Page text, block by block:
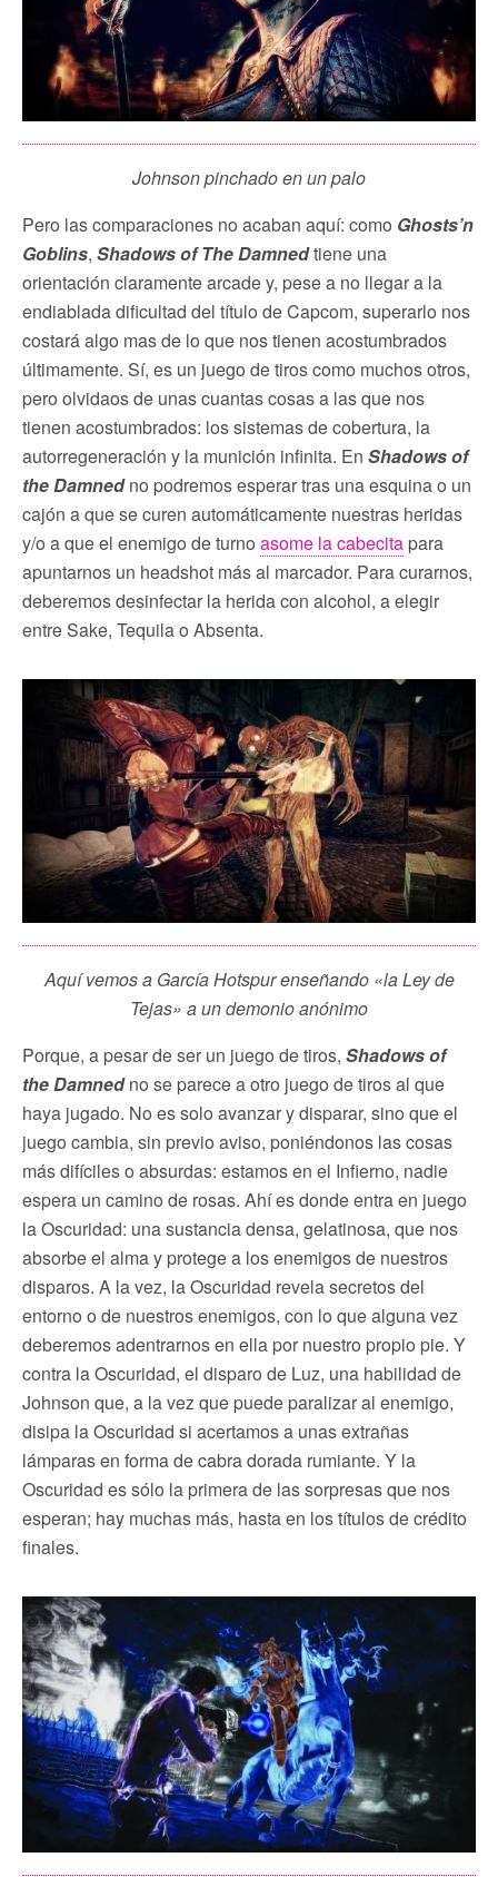
Johnson pinchado en un palo
Pero las comparaciones no acaban aquí: como Ghosts’n
Goblins, Shadows of The Damnedtiene una
orientación claramente arcade y, pese a no llegar a la
endiablada dificultad del título de Capcom, superarlo nos
costará algo mas de lo que nos tienen acostumbrados
últimamente. Sí, es un juego de tiros como muchos otros,
pero olvidaos de unas cuantas cosas a las que nos
tienen acostumbrados: los sistemas de cobertura, la
autorregeneración y la munición infinita. En Shadows of
the Damnedno podremos esperar tras una esquina o un
cajón a que se curen automáticamente nuestras heridas
y/o a que el enemigo de turno asome la cabecita para
apuntarnos un headshot más al marcador. Para curarnos,
deberemos desinfectar la herida con alcohol, a elegir
entre Sake, Tequila o Absenta.
Aquí vemos a García Hotspur enseñando «la Ley de
Tejas» a un demonio anónimo
Porque, a pesar de ser un juego de tiros, Shadows of
the Damnedno se parece a otro juego de tiros al que
haya jugado. No es solo avanzar y disparar, sino que el
juego cambia, sin previo aviso, poniéndonos las cosas
más difíciles o absurdas: estamos en el Infierno, nadie
espera un camino de rosas. Ahí es donde entra en juego
la Oscuridad: una sustancia densa, gelatinosa, que nos
absorbe el alma y protege a los enemigos de nuestros
disparos. A la vez, la Oscuridad revela secretos del
entorno o de nuestros enemigos, con lo que alguna vez
deberemos adentrarnos en ella por nuestro propio pie. Y
contra la Oscuridad, el disparo de Luz, una habilidad de
Johnson que, a la vez que puede paralizar al enemigo,
disipa la Oscuridad si acertamos a unas extrañas
lámparas en forma de cabra dorada rumiante. Y la
Oscuridad es sólo la primera de las sorpresas que nos
esperan; hay muchas más, hasta en los títulos de crédito
finales.